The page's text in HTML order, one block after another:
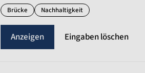
Brücke Nachhaltigkeit
Eingaben löschen